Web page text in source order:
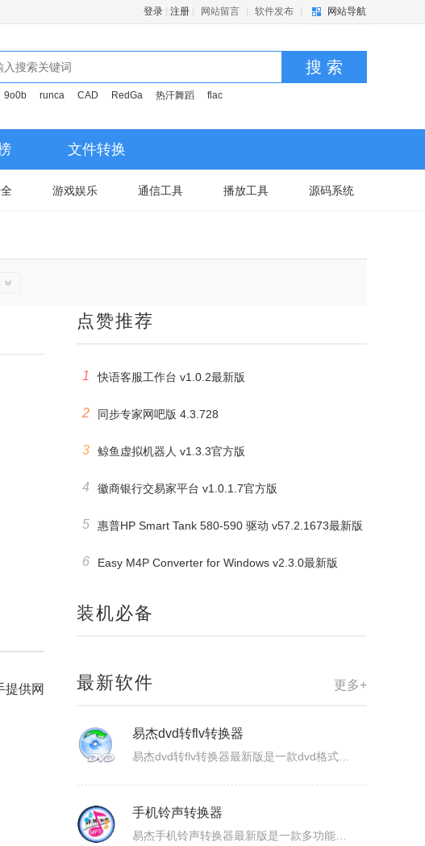
登录 注册 网站留言 软件发布 网站导航
搜 索
9o0b runca CAD RedGa 热汗舞蹈 flac
文件转换
游戏娱乐 通信工具 播放工具 源码系统
提供网
点赞推荐
1 快语客服工作台 v1.0.2最新版
2 同步专家网吧版 4.3.728
3 鲸鱼虚拟机器人 v1.3.3官方版
4 徽商银行交易家平台 v1.0.1.7官方版
5 惠普HP Smart Tank 580-590 驱动 v57.2.1673最新版
6 Easy M4P Converter for Windows v2.3.0最新版
装机必备
更多+
最新软件
ColorSPY
ColorSPY是一款专业实用的屏幕取色与色码转换工具，用于屏幕任意颜色提取、色码转换与颜色管理，支持多种常用色码格式，广泛应用于网页设计、平面绘图、编程开发等场景。取色精准快速，能轻松获取屏幕任意位置的颜色信息。ColorSPY功能1.实时屏幕取色，鼠标悬停即可获取屏幕任意位置颜色，无需复杂操作。...
易杰dvd转flv转换器
易杰dvd转flv转换器最新版是一款dvd格式转flv格式的应用工具，易杰dvd转flv转换器官方版支持高质量的把DVD光盘转换输出Flash的FLV、SWF、F4V和AVI、VCD、SVCD、WMV等视频格式，易杰dvd转flv转换器还可以把多个片段合并成一个DVD标题/音节。软件特色1、易杰dv...
手机铃声转换器
易杰手机铃声转换器最新版是一款多功能的手机铃声转换软件，易杰手机铃声转换器官方版软件具有强大的音频转换功能，同时还支持视频文件格式转换，易杰手机铃声转换器支持目前所有流行的音、视频文件格式，如：MP3/MP2/OGG/APE/WAV/WMA/等，且转换简单、快速。易杰手机铃声转换器基本简介易杰手机铃...